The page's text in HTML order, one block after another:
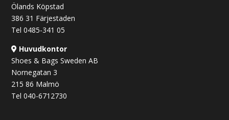
Ölands Köpstad
386 31 Färjestaden
Tel 0485-341 05
Huvudkontor
Shoes & Bags Sweden AB
Nornegatan 3
215 86 Malmö
Tel 040-6712730